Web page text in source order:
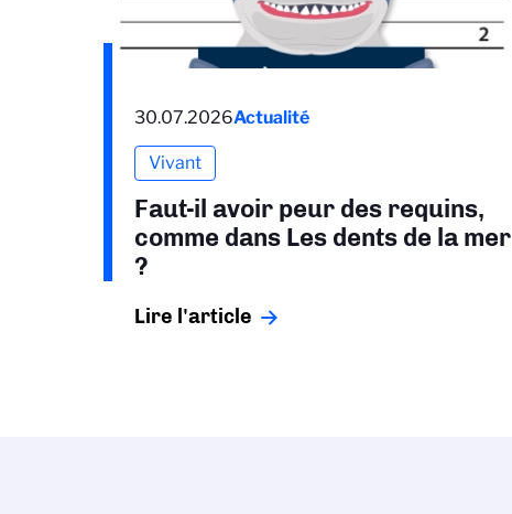
30.07.2026Actualité
Vivant
Faut-il avoir peur des requins,
comme dans Les dents de la mer
?
Lire l'article